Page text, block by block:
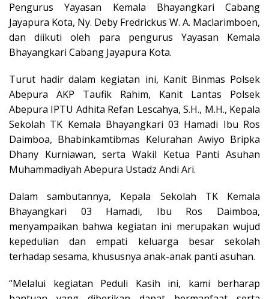
Pengurus Yayasan Kemala Bhayangkari Cabang
Jayapura Kota, Ny. Deby Fredrickus W. A. Maclarimboen,
dan diikuti oleh para pengurus Yayasan Kemala
Bhayangkari Cabang Jayapura Kota.
Turut hadir dalam kegiatan ini, Kanit Binmas Polsek
Abepura AKP Taufik Rahim, Kanit Lantas Polsek
Abepura IPTU Adhita Refan Lescahya, S.H., M.H., Kepala
Sekolah TK Kemala Bhayangkari 03 Hamadi Ibu Ros
Daimboa, Bhabinkamtibmas Kelurahan Awiyo Bripka
Dhany Kurniawan, serta Wakil Ketua Panti Asuhan
Muhammadiyah Abepura Ustadz Andi Ari.
Dalam sambutannya, Kepala Sekolah TK Kemala
Bhayangkari 03 Hamadi, Ibu Ros Daimboa,
menyampaikan bahwa kegiatan ini merupakan wujud
kepedulian dan empati keluarga besar sekolah
terhadap sesama, khususnya anak-anak panti asuhan.
“Melalui kegiatan Peduli Kasih ini, kami berharap